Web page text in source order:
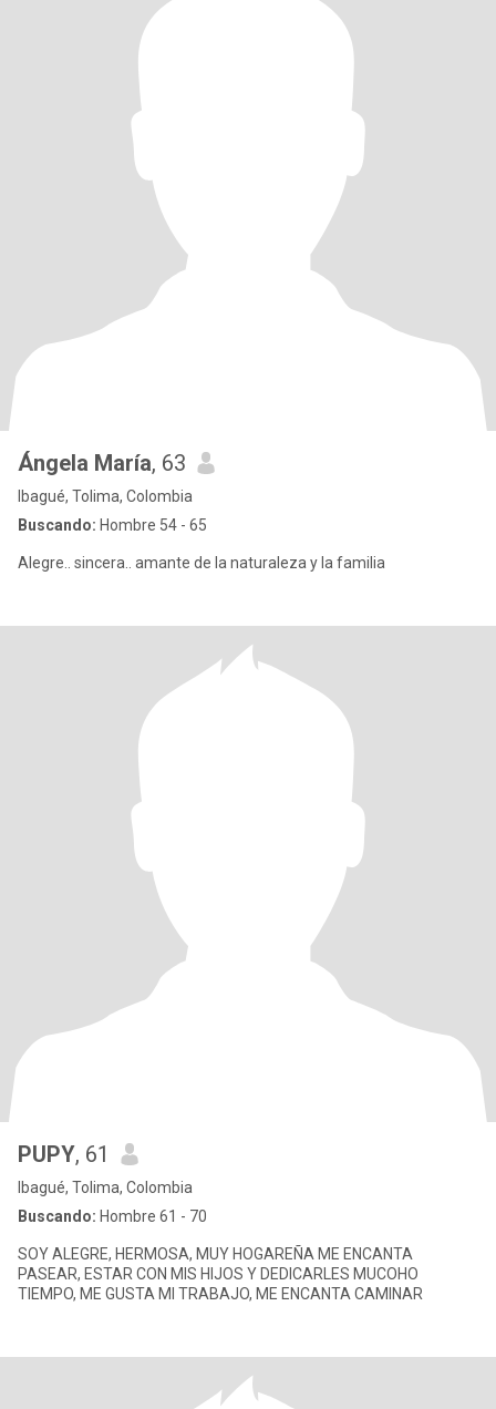
Ángela María, 63
Ibagué, Tolima, Colombia
Buscando: Hombre 54 - 65
Alegre.. sincera.. amante de la naturaleza y la familia
PUPY, 61
Ibagué, Tolima, Colombia
Buscando: Hombre 61 - 70
SOY ALEGRE, HERMOSA, MUY HOGAREÑA ME ENCANTA
PASEAR, ESTAR CON MIS HIJOS Y DEDICARLES MUCOHO
TIEMPO, ME GUSTA MI TRABAJO, ME ENCANTA CAMINAR